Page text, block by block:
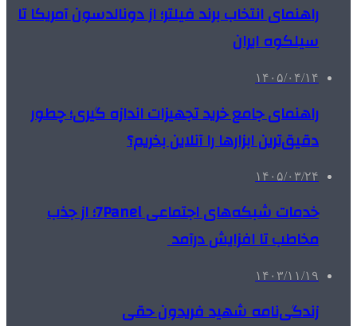
راهنمای انتخاب برند فیلتر؛ از دونالدسون آمریکا تا
سیلکوه ایران
۱۴۰۵/۰۴/۱۴
راهنمای جامع خرید تجهیزات اندازه گیری؛ چطور
دقیق‌ترین ابزارها را آنلاین بخریم؟
۱۴۰۵/۰۳/۲۴
خدمات شبکه‌های اجتماعی 7Panel؛ از جذب
مخاطب تا افزایش درآمد
۱۴۰۳/۱۱/۱۹
زندگی‌نامه شهید فریدون حقی